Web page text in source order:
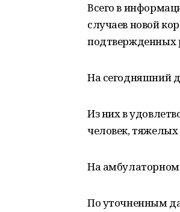
Всего в
случаев новой
подтвержденных
На сегодняшний
Из них в
человек, тяжелых
На амбулаторном
По уточненным